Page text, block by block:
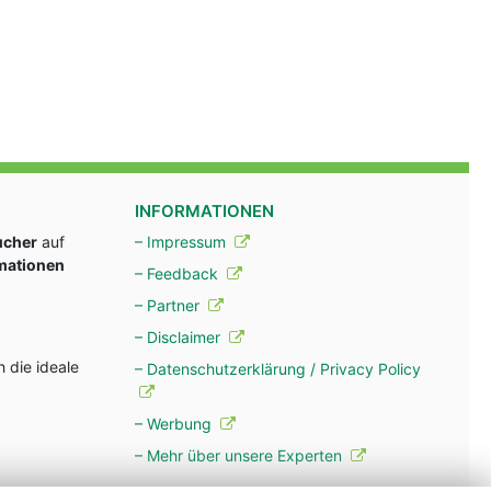
auf
die ideale
INFORMATIONEN
– Impressum
– Feedback
– Partner
– Disclaimer
– Datenschutzerklärung / Privacy Policy
– Werbung
– Mehr über unsere Experten